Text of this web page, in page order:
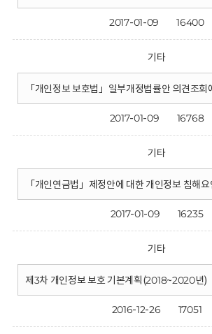
2017-01-09 16400
기타
「개인정보 보호법」일부개정법률안 의견조회
2017-01-09 16768
기타
「개인연금법」제정안에 대한 개인정보 침해
2017-01-09 16235
기타
제3차 개인정보 보호 기본계획(2018~2020년)
2016-12-26 17051